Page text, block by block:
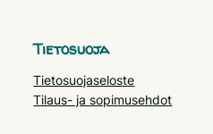
Tietosuoja
Tietosuojaseloste
Tilaus- ja sopimusehdot